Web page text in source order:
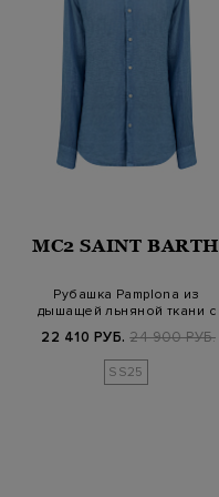
MC2 SAINT BARTH
Рубашка Pamplona из
дышащей льняной ткани с
22 410 РУБ. 24 900 РУБ.
SS25